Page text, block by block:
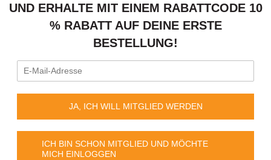
UND ERHALTE MIT EINEM RABATTCODE 10
% RABATT AUF DEINE ERSTE
BESTELLUNG!
JA, ICH WILL MITGLIED WERDEN
ICH BIN SCHON MITGLIED UND MÖCHTE
MICH EINLOGGEN